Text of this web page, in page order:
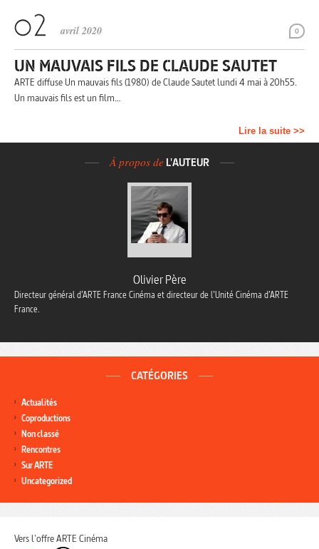
0
avril 2020
UN MAUVAIS FILS DE CLAUDE SAUTET
ARTE diffuse Un mauvais fils (1980) de Claude Sautet lundi 4 mai à 20h55.
Un mauvais fils est un film…
Lire la suite >>
À propos de L'AUTEUR
Olivier Père
Directeur général d’ARTE France Cinéma et directeur de l’Unité Cinéma d’ARTE
France.
CATÉGORIES
Actualités
Coproductions
Non classé
Rencontres
Sur ARTE
Uncategorized
Vers l'offre ARTE Cinéma